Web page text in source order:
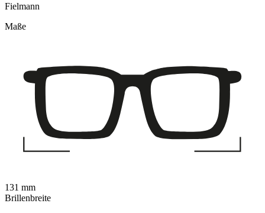
Fielmann
Maße
131 mm
Brillenbreite